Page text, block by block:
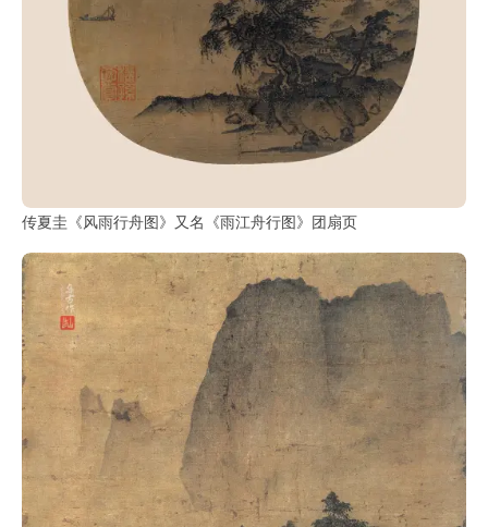
传夏圭《风雨行舟图》又名《雨江舟行图》团扇页